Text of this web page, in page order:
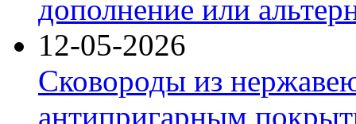
дополнение или
12-05-2026
Сковороды из
антипригарным